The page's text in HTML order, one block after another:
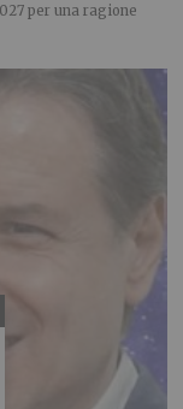
per una ragione